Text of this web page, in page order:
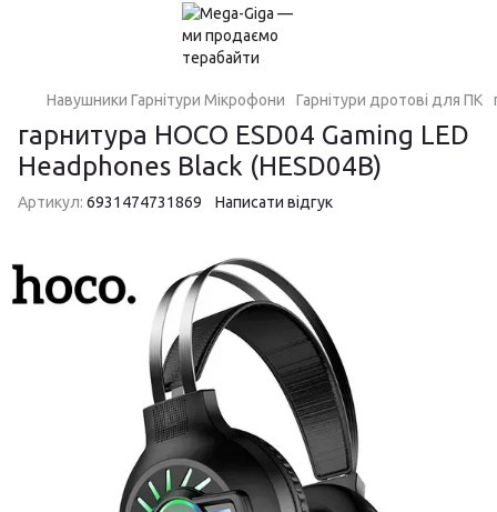
Навушники Гарнітури Мікрофони Гарнітури дротові для ПК
гарнитура HOCO ESD04 Gaming LED
Headphones Black (HESD04B)
Артикул: 6931474731869 Написати відгук